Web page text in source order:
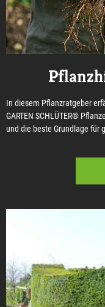
In diesem Pflanzratgeber
GARTEN SCHLÜTER®
und die beste Grundlage für